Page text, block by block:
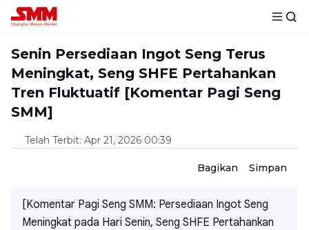
Senin Persediaan Ingot Seng Terus
Meningkat, Seng SHFE Pertahankan
Tren Fluktuatif [Komentar Pagi Seng
SMM]
Telah Terbit: Apr 21, 2026 00:39
Bagikan Simpan
[Komentar Pagi Seng SMM: Persediaan Ingot Seng
Meningkat pada Hari Senin, Seng SHFE Pertahankan